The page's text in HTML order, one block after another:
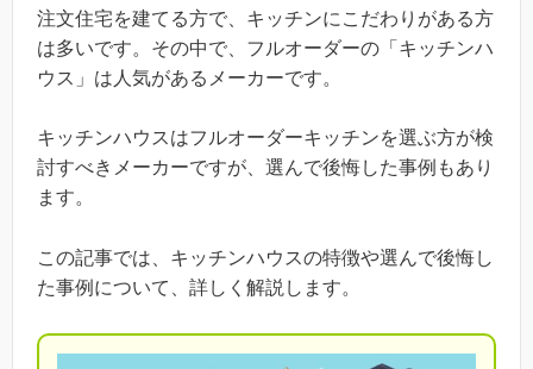
注文住宅を建てる方で、キッチンにこだわりがある方
は多いです。その中で、フルオーダーの「キッチンハ
ウス」は人気があるメーカーです。
キッチンハウスはフルオーダーキッチンを選ぶ方が検
討すべきメーカーですが、選んで後悔した事例もあり
ます。
この記事では、キッチンハウスの特徴や選んで後悔し
た事例について、詳しく解説します。